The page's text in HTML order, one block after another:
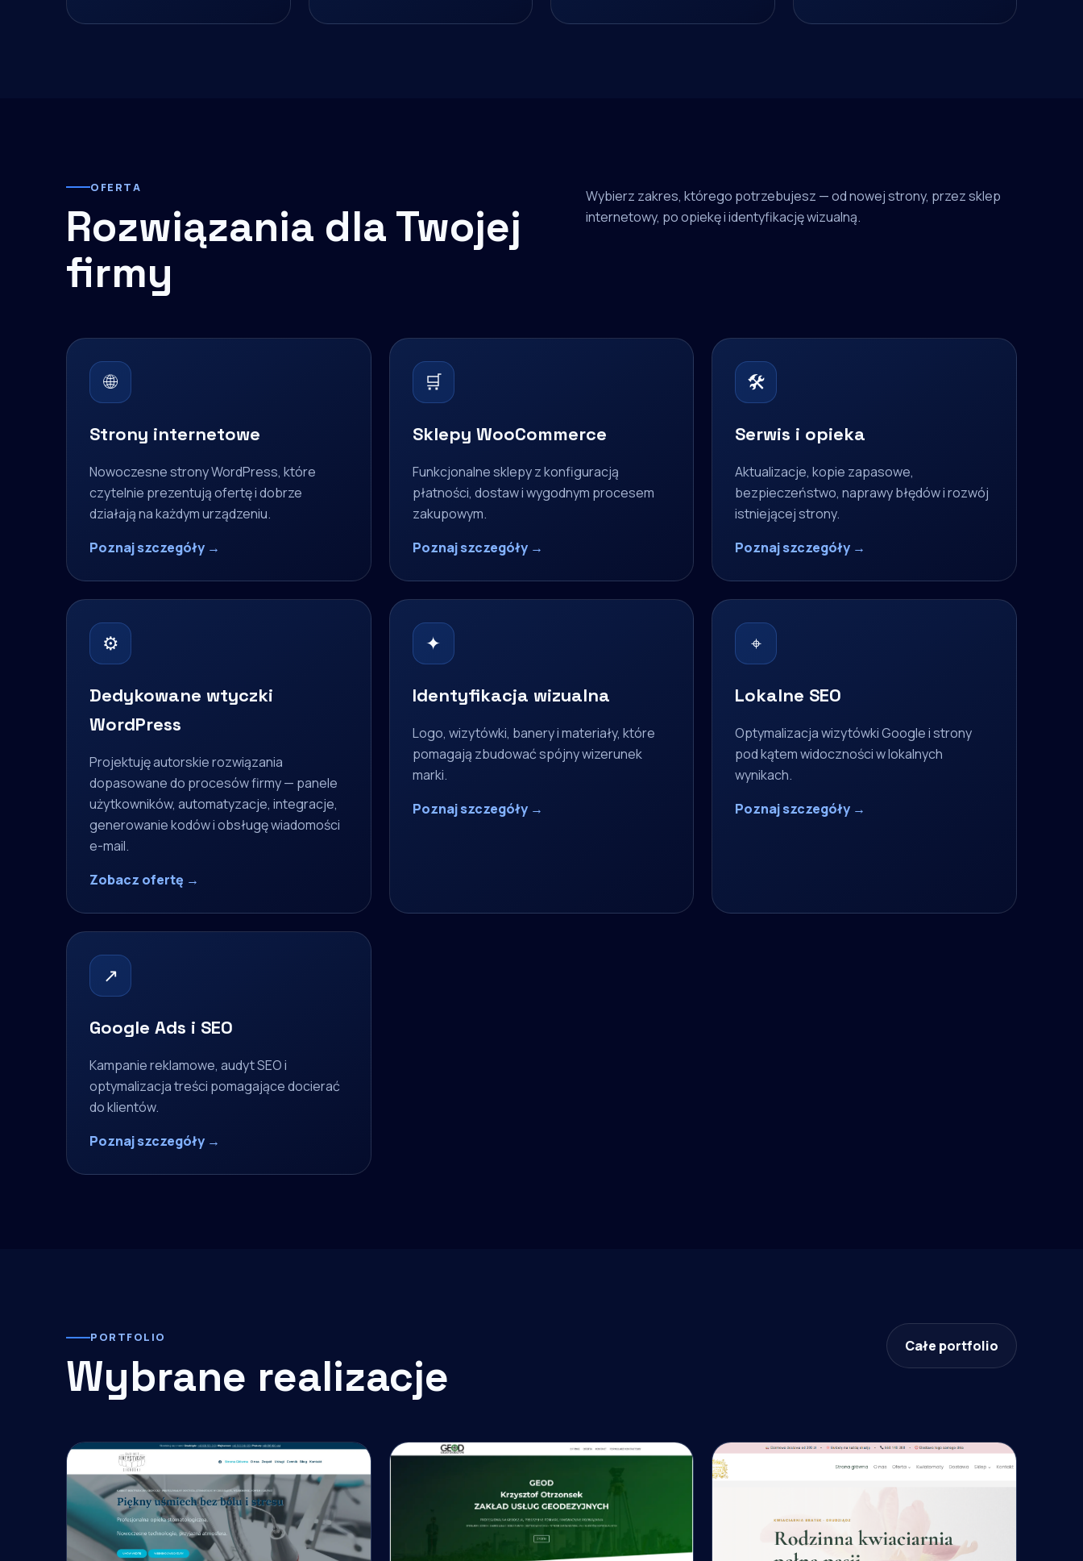
OFERTA
Rozwiązania dla Twojej
firmy
Wybierz zakres, którego potrzebujesz — od nowej strony, przez sklep
internetowy, po opiekę i identyfikację wizualną.
🌐
Strony internetowe
Nowoczesne strony WordPress, które
czytelnie prezentują ofertę i dobrze
działają na każdym urządzeniu.
Poznaj szczegóły →
🛒
Sklepy WooCommerce
Funkcjonalne sklepy z konfiguracją
płatności, dostaw i wygodnym procesem
zakupowym.
Poznaj szczegóły →
🛠
Serwis i opieka
Aktualizacje, kopie zapasowe,
bezpieczeństwo, naprawy błędów i rozwój
istniejącej strony.
Poznaj szczegóły →
⚙
Dedykowane wtyczki
WordPress
Projektuję autorskie rozwiązania
dopasowane do procesów firmy — panele
użytkowników, automatyzacje, integracje,
generowanie kodów i obsługę wiadomości
e-mail.
Zobacz ofertę →
✦
Identyfikacja wizualna
Logo, wizytówki, banery i materiały, które
pomagają zbudować spójny wizerunek
marki.
Poznaj szczegóły →
⌖
Lokalne SEO
Optymalizacja wizytówki Google i strony
pod kątem widoczności w lokalnych
wynikach.
Poznaj szczegóły →
↗
Google Ads i SEO
Kampanie reklamowe, audyt SEO i
optymalizacja treści pomagające docierać
do klientów.
Poznaj szczegóły →
PORTFOLIO
Wybrane realizacje
Całe portfolio